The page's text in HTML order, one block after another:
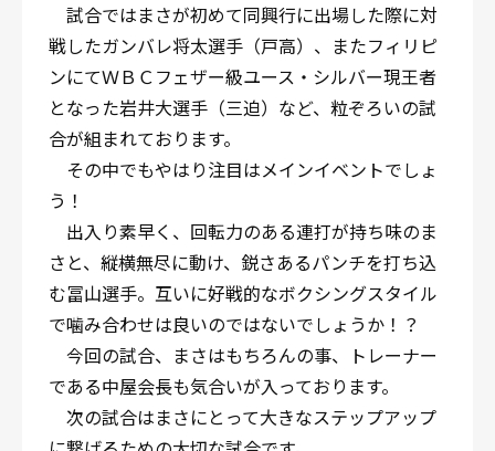
試合ではまさが初めて同興行に出場した際に対
戦したガンバレ将太選手（戸高）、またフィリピ
ンにてＷＢＣフェザー級ユース・シルバー現王者
となった岩井大選手（三迫）など、粒ぞろいの試
合が組まれております。
その中でもやはり注目はメインイベントでしょ
う！
出入り素早く、回転力のある連打が持ち味のま
さと、縦横無尽に動け、鋭さあるパンチを打ち込
む冨山選手。互いに好戦的なボクシングスタイル
で噛み合わせは良いのではないでしょうか！？
今回の試合、まさはもちろんの事、トレーナー
である中屋会長も気合いが入っております。
次の試合はまさにとって大きなステップアップ